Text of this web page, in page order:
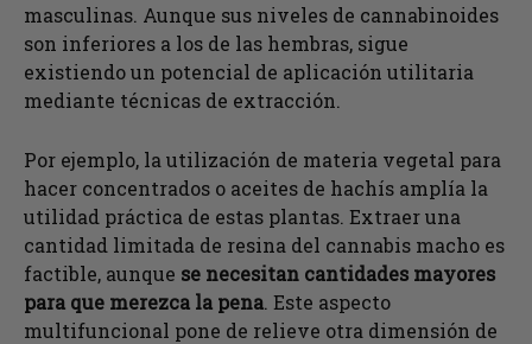
masculinas. Aunque sus niveles de cannabinoides
son inferiores a los de las hembras, sigue
existiendo un potencial de aplicación utilitaria
mediante técnicas de extracción.
Por ejemplo, la utilización de materia vegetal para
hacer concentrados o aceites de hachís amplía la
utilidad práctica de estas plantas. Extraer una
cantidad limitada de resina del cannabis macho es
factible, aunque se necesitan cantidades mayores
para que merezca la pena. Este aspecto
multifuncional pone de relieve otra dimensión de